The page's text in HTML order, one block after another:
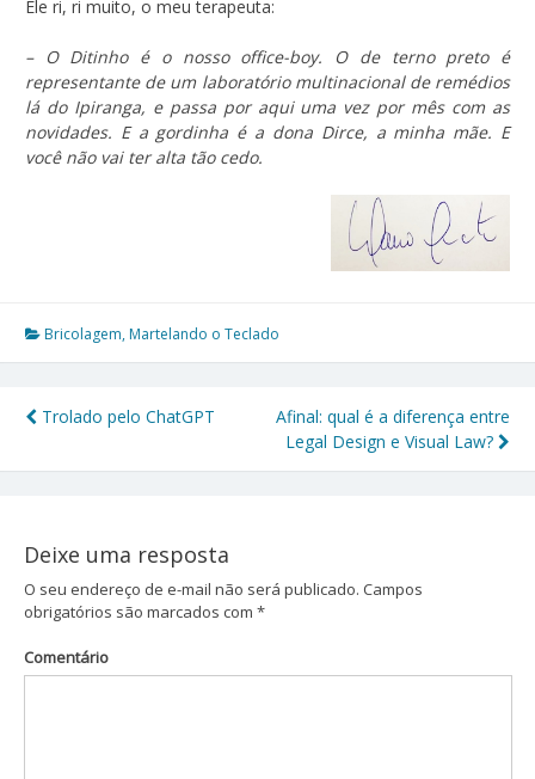
Ele ri, ri muito, o meu terapeuta:
– O Ditinho é o nosso office-boy. O de terno preto é
representante de um laboratório multinacional de remédios
lá do Ipiranga, e passa por aqui uma vez por mês com as
novidades. E a gordinha é a dona Dirce, a minha mãe. E
você não vai ter alta tão cedo.
Bricolagem, Martelando o Teclado
de
Trolado pelo ChatGPT
Afinal: qual é a diferença entre
Legal Design e Visual Law?
Deixe uma resposta
O seu endereço de e-mail não será publicado. Campos
obrigatórios são marcados com *
Comentário